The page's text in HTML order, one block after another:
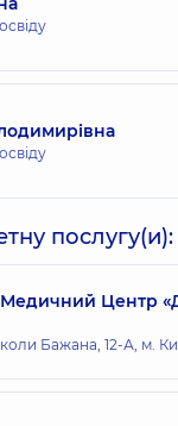
послугу(и):
Центр
Бажана, 12-А, м.